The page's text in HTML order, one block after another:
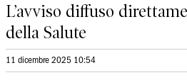
L’avviso diffuso
della Salute
11 dicembre 2025 10:54